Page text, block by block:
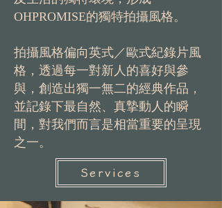
OHPROMISE的獨特拍攝風格。
拍攝風格偏向英式／歐式紀錄片風
格，透過每一對新人的喜好與參
與，創造出獨一無二的經典作品，
並記錄下最自然、真摯動人的瞬
間，對我們而言是相當重要的呈現
之一。
Services